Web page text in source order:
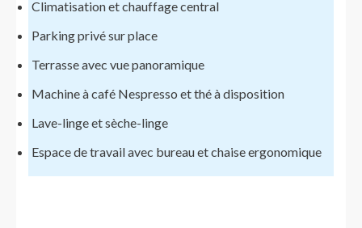
Climatisation et chauffage central
Parking privé sur place
Terrasse avec vue panoramique
Machine à café Nespresso et thé à disposition
Lave-linge et sèche-linge
Espace de travail avec bureau et chaise ergonomique